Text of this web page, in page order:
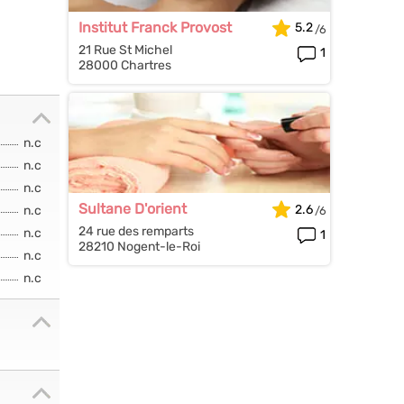
n.c
n.c
n.c
n.c
n.c
n.c
n.c
Institut Franck Provost
21 Rue St Michel
28000 Chartres
5.2
1
Sultane D'orient
24 rue des remparts
28210 Nogent-le-Roi
2.6
1